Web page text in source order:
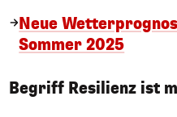
Neue
Sommer 2025
Begriff Resilienz ist